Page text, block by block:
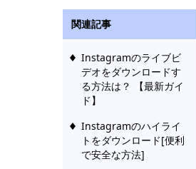
関連記事
Instagramのライブビ
デオをダウンロードす
る方法は？ 【最新ガイ
ド】
Instagramのハイライ
トをダウンロード[便利
で安全な方法]